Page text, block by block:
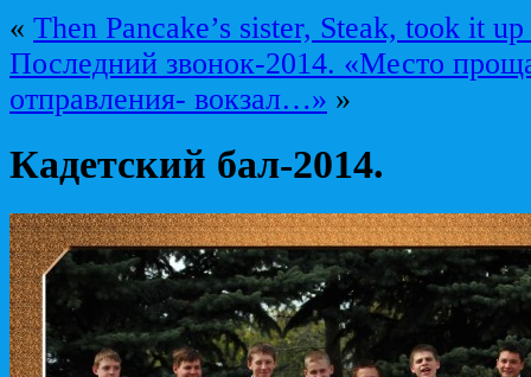
« Then Pancake’s sister, Steak, took it
Последний звонок-2014. «Место
отправления- вокзал…» »
Кадетский бал-2014.